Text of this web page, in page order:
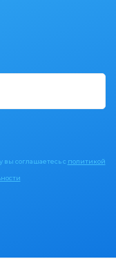
соглашаетесь с политикой